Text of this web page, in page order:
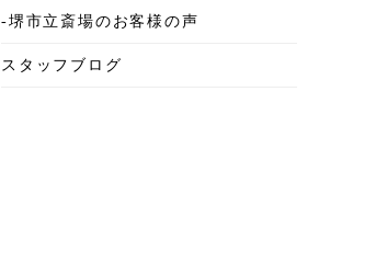
2025年6月
2025年5月
-堺市立斎場のお客様の声
スタッフブログ